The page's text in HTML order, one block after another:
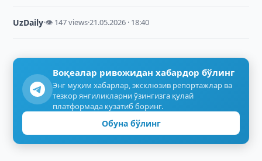
UzDaily·👁 147 views·21.05.2026 · 18:40
Воқеалар ривожидан хабардор бўлинг
Энг муҳим хабарлар, эксклюзив репортажлар ва
тезкор янгиликларни ўзингизга қулай
платформада кузатиб боринг.
Обуна бўлинг